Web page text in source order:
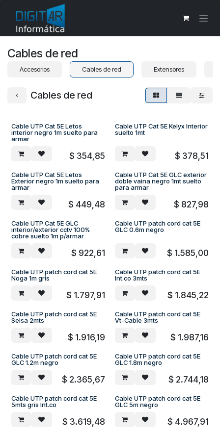
Cables de red
Accesorios Cables de red Extensores
Cables de red
Cable UTP Cat 5E Letos
interior negro 1m suelto para
armar
$ 354,85
Cable UTP Cat 5E Kelyx Interior
suelto 1mt
$ 378,51
Cable UTP Cat 5E Letos
Exterior negro 1m suelto para
armar
$ 449,48
Cable UTP Cat 5E GLC exterior
doble vaina negro 1mt suelto
para armar
$ 827,98
Cable UTP Cat 5E GLC
interior/exterior cctv 100%
cobre suelto 1m p/armar
$ 922,61
Cable UTP patch cord cat 5E
GLC 0.6m negro
$ 1.585,00
Cable UTP patch cord cat 5E
Noga 1m gris
$ 1.797,91
Cable UTP patch cord cat 5E
Int.co 3mts
$ 1.845,22
Cable UTP patch cord cat 5E
Seisa 2mts
$ 1.916,19
Cable UTP patch cord cat 5E
Vt-Cable 3mts
$ 1.987,16
Cable UTP patch cord cat 5E
GLC 1.2m negro
$ 2.365,67
Cable UTP patch cord cat 5E
GLC 1.8m negro
$ 2.744,18
Cable UTP patch cord cat 5E
5mts gris Int.co
$ 3.619,48
Cable UTP patch cord cat 5E
GLC 5m negro
$ 4.967,91
Promo Julio 2% Descuento